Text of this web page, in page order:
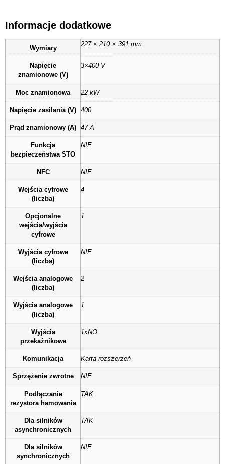
Informacje dodatkowe
Wymiary
227 × 210 × 391 mm
Napięcie
znamionowe (V)
3×400 V
Moc znamionowa 22 kW
Napięcie zasilania (V) 400
Prąd znamionowy (A) 47 A
Funkcja
bezpieczeństwa STO
NIE
NFC NIE
Wejścia cyfrowe
(liczba)
4
Opcjonalne
wejścia/wyjścia
cyfrowe
1
Wyjścia cyfrowe
(liczba)
NIE
Wejścia analogowe
(liczba)
2
Wyjścia analogowe
(liczba)
1
Wyjścia
przekaźnikowe
1xNO
Komunikacja Karta rozszerzeń
Sprzężenie zwrotne NIE
Podłączanie
rezystora hamowania
TAK
Dla silników
asynchronicznych
TAK
Dla silników
synchronicznych
NIE